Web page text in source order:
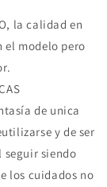
la calidad en
el modelo pero
de unica
y de ser
seguir siendo
los cuidados no